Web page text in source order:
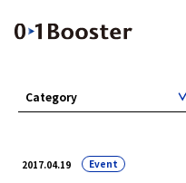
2017.04.19 Event
Category